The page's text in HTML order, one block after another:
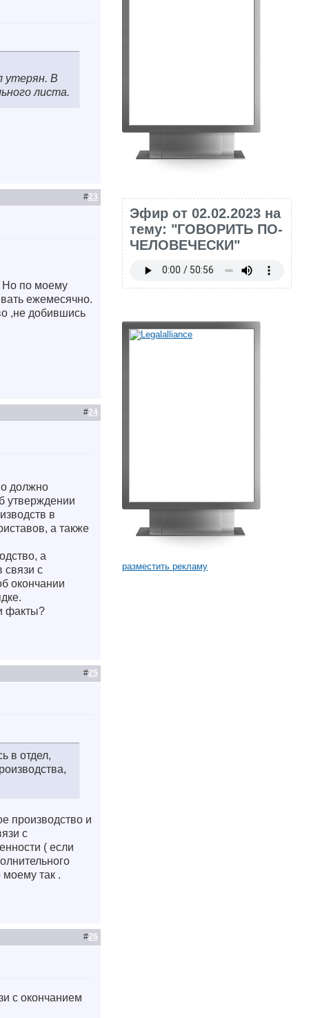
утерян. В
листа.
#23
Но по моему
ежемесячно.
,не добившись
#24
должно
утверждении
в
а также
а
связи с
окончании
факты?
#25
в отдел,
производство и
с
( если
так .
#26
с окончанием
Эфир от 02.02.2023 на
тему: "ГОВОРИТЬ ПО-
ЧЕЛОВЕЧЕСКИ"
разместить рекламу